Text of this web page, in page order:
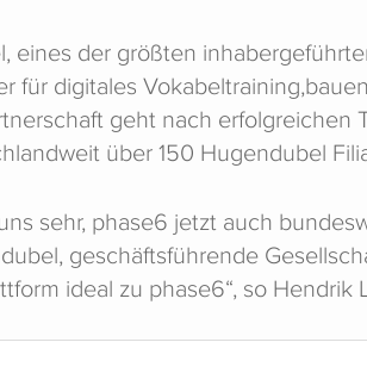
eines der größten
für digitales
geht nach erfolgreichen
über 150 Hugendubel
sehr, phase6 jetzt auch
geschäftsführende
ideal zu phase6“, so